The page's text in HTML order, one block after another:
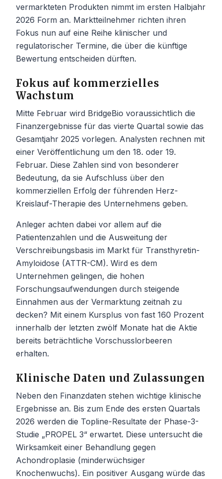
vermarkteten Produkten nimmt im ersten Halbjahr
2026 Form an. Marktteilnehmer richten ihren
Fokus nun auf eine Reihe klinischer und
regulatorischer Termine, die über die künftige
Bewertung entscheiden dürften.
Fokus auf kommerzielles
Wachstum
Mitte Februar wird BridgeBio voraussichtlich die
Finanzergebnisse für das vierte Quartal sowie das
Gesamtjahr 2025 vorlegen. Analysten rechnen mit
einer Veröffentlichung um den 18. oder 19.
Februar. Diese Zahlen sind von besonderer
Bedeutung, da sie Aufschluss über den
kommerziellen Erfolg der führenden Herz-
Kreislauf-Therapie des Unternehmens geben.
Anleger achten dabei vor allem auf die
Patientenzahlen und die Ausweitung der
Verschreibungsbasis im Markt für Transthyretin-
Amyloidose (ATTR-CM). Wird es dem
Unternehmen gelingen, die hohen
Forschungsaufwendungen durch steigende
Einnahmen aus der Vermarktung zeitnah zu
decken? Mit einem Kursplus von fast 160 Prozent
innerhalb der letzten zwölf Monate hat die Aktie
bereits beträchtliche Vorschusslorbeeren
erhalten.
Klinische Daten und Zulassungen
Neben den Finanzdaten stehen wichtige klinische
Ergebnisse an. Bis zum Ende des ersten Quartals
2026 werden die Topline-Resultate der Phase-3-
Studie „PROPEL 3“ erwartet. Diese untersucht die
Wirksamkeit einer Behandlung gegen
Achondroplasie (minderwüchsiger
Knochenwuchs). Ein positiver Ausgang würde das